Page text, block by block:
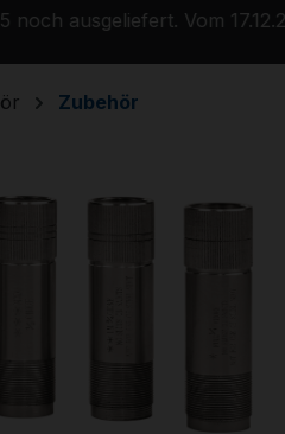
ausgeliefert. Vom
Zubehör